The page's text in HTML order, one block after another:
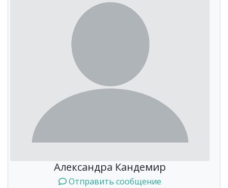
Александра Кандемир
Отправить сообщение